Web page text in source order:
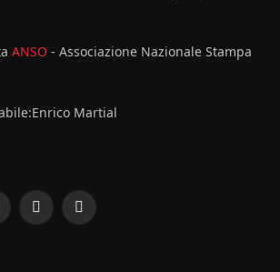
ANSO - Associazione Nazionale Stampa
Martial
YouTubeLinkedIn